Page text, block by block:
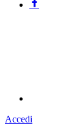
Accedi